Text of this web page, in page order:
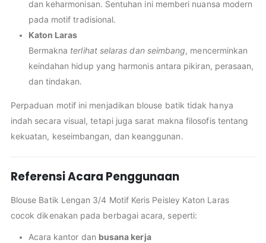
dan keharmonisan. Sentuhan ini memberi nuansa modern
pada motif tradisional.
Katon Laras
Bermakna terlihat selaras dan seimbang, mencerminkan
keindahan hidup yang harmonis antara pikiran, perasaan,
dan tindakan.
Perpaduan motif ini menjadikan blouse batik tidak hanya
indah secara visual, tetapi juga sarat makna filosofis tentang
kekuatan, keseimbangan, dan keanggunan.
Referensi Acara Penggunaan
Blouse Batik Lengan 3/4 Motif Keris Peisley Katon Laras
cocok dikenakan pada berbagai acara, seperti:
Acara kantor dan busana kerja